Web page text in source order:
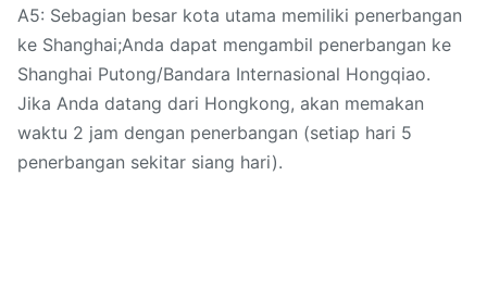
A5: Sebagian besar kota utama memiliki penerbangan
ke Shanghai;Anda dapat mengambil penerbangan ke
Shanghai Putong/Bandara Internasional Hongqiao.
Jika Anda datang dari Hongkong, akan memakan
waktu 2 jam dengan penerbangan (setiap hari 5
penerbangan sekitar siang hari).